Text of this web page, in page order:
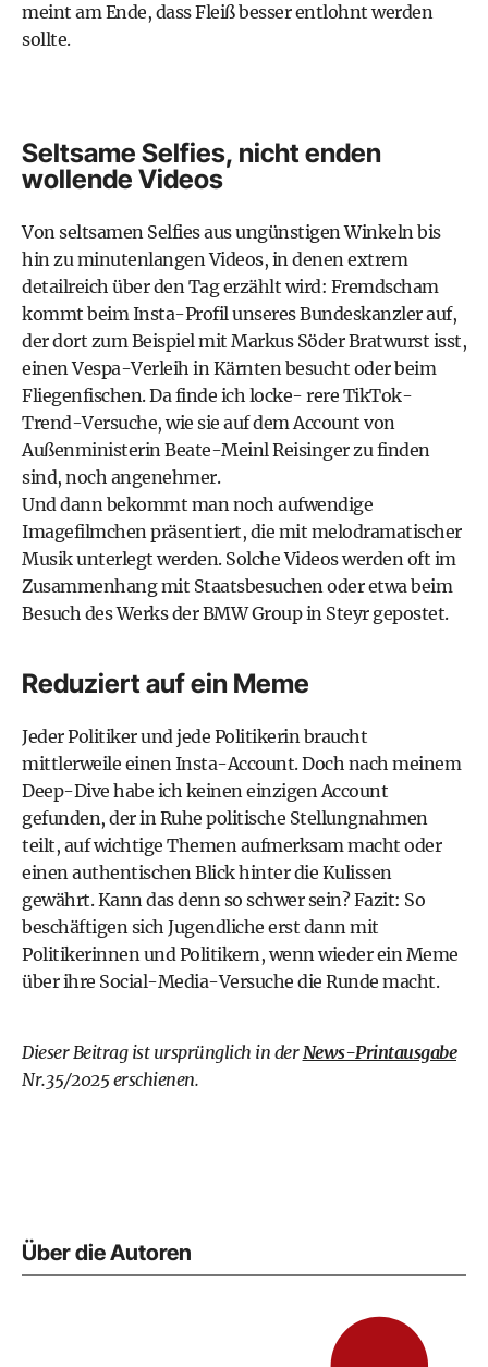
meint am Ende, dass Fleiß besser entlohnt werden
sollte.
Seltsame Selfies, nicht enden
wollende Videos
Von seltsamen Selfies aus ungünstigen Winkeln bis
hin zu minutenlangen Videos, in denen extrem
detailreich über den Tag erzählt wird: Fremdscham
kommt beim Insta-Profil unseres Bundeskanzler auf,
der dort zum Beispiel mit Markus Söder Bratwurst isst,
einen Vespa-Verleih in Kärnten besucht oder beim
Fliegenfischen. Da finde ich locke- rere TikTok-
Trend-Versuche, wie sie auf dem Account von
Außenministerin Beate-Meinl Reisinger zu finden
sind, noch angenehmer.
Und dann bekommt man noch aufwendige
Imagefilmchen präsentiert, die mit melodramatischer
Musik unterlegt werden. Solche Videos werden oft im
Zusammenhang mit Staatsbesuchen oder etwa beim
Besuch des Werks der BMW Group in Steyr gepostet.
Reduziert auf ein Meme
Jeder Politiker und jede Politikerin braucht
mittlerweile einen Insta-Account. Doch nach meinem
Deep-Dive habe ich keinen einzigen Account
gefunden, der in Ruhe politische Stellungnahmen
teilt, auf wichtige Themen aufmerksam macht oder
einen authentischen Blick hinter die Kulissen
gewährt. Kann das denn so schwer sein? Fazit: So
beschäftigen sich Jugendliche erst dann mit
Politikerinnen und Politikern, wenn wieder ein Meme
über ihre Social-Media-Versuche die Runde macht.
Dieser Beitrag ist ursprünglich in derNews-Printausgabe
Nr.35/2025 erschienen.
Über die Autoren